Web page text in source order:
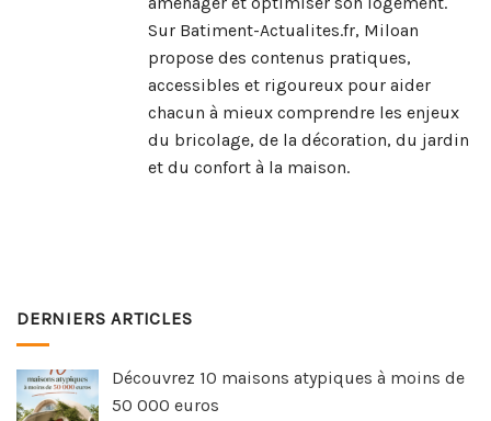
Sur Batiment-Actualites.fr, Miloan
propose des contenus pratiques,
accessibles et rigoureux pour aider
chacun à mieux comprendre les enjeux
du bricolage, de la décoration, du jardin
et du confort à la maison.
DERNIERS ARTICLES
Découvrez 10 maisons atypiques à moins de
50 000 euros